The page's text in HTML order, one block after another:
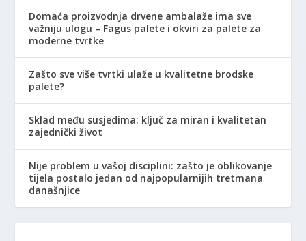
Domaća proizvodnja drvene ambalaže ima sve
važniju ulogu – Fagus palete i okviri za palete za
moderne tvrtke
Zašto sve više tvrtki ulaže u kvalitetne brodske
palete?
Sklad među susjedima: ključ za miran i kvalitetan
zajednički život
Nije problem u vašoj disciplini: zašto je oblikovanje
tijela postalo jedan od najpopularnijih tretmana
današnjice